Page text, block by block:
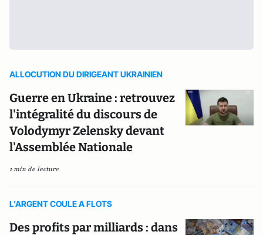
ALLOCUTION DU DIRIGEANT UKRAINIEN
Guerre en Ukraine : retrouvez
l'intégralité du discours de
Volodymyr Zelensky devant
l'Assemblée Nationale
1 min de lecture
L'ARGENT COULE A FLOTS
Des profits par milliards : dans